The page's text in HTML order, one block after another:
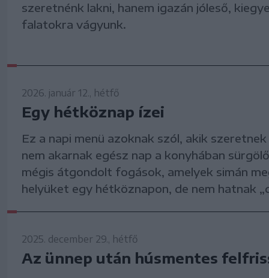
szeretnénk lakni, hanem igazán jóleső,
falatokra vágyunk.
2026. január 12., hétfő
Egy hétköznap ízei
Ez a napi menü azoknak szól, akik szeretnek
nem akarnak egész nap a konyhában
mégis átgondolt fogások, amelyek simán
helyüket egy hétköznapon, de nem hatnak
2025. december 29., hétfő
Az ünnep után húsmentes